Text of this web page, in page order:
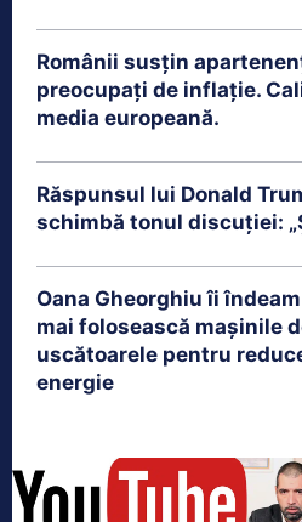
Românii susțin
preocupați de inflație.
media europeană.
Răspunsul lui Donald
schimbă tonul discuției:
Oana Gheorghiu îi
mai folosească mașinile
uscătoarele pentru
energie